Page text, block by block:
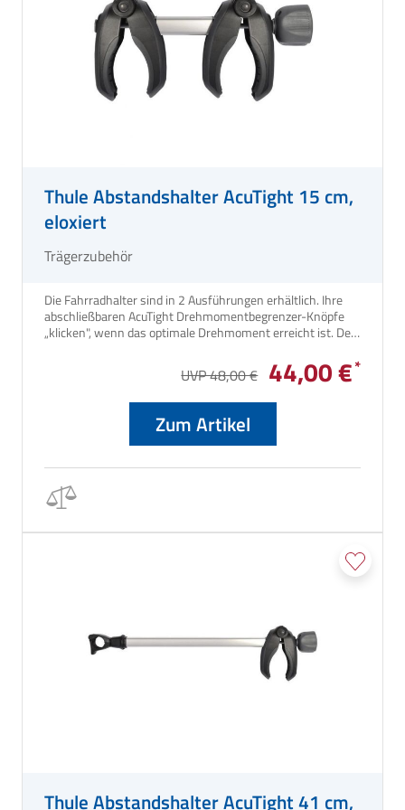
Thule Abstandshalter AcuTight 15 cm,
eloxiert
Trägerzubehör
Die Fahrradhalter sind in 2 Ausführungen erhältlich. Ihre
abschließbaren AcuTight Drehmomentbegrenzer-Knöpfe
„klicken", wenn das optimale Drehmoment erreicht ist. Der
versehen und verbindet das 3. mit dem 4. Fahrrad. Für
Thule Fahrradträger Excellent, G2 und Lift sowie für
UVP 48,00 € 44,00 €
Zum Artikel
Thule Abstandshalter AcuTight 41 cm,